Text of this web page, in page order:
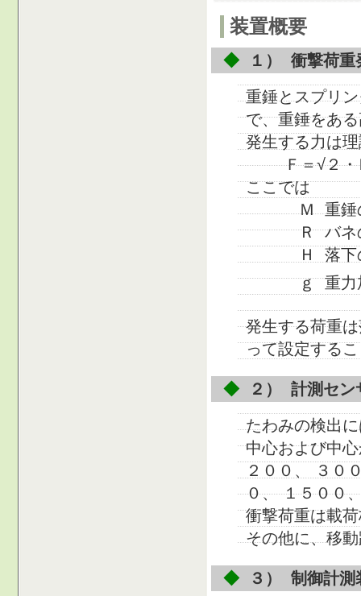
装置概要
◆１） 衝撃荷重
重錘とスプリ
で、重錘をあ
発生する力は
Ｆ＝√２・
ここでは
Ｍ 重錘の
Ｒ バネの
Ｈ 落下
ｇ 重力加
発生する荷重
って設定する
◆２） 計測セン
たわみの検出
中心および中
２００、 ３０
０、 １５００
衝撃荷重は載
その他に、移
◆３） 制御計測